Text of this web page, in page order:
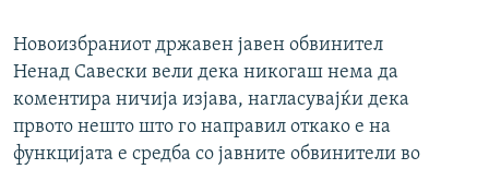
Новоизбраниот државен јавен обвинител
Ненад Савески вели дека никогаш нема да
коментира ничија изјава, нагласувајќи дека
првото нешто што го направил откако е на
функцијата е средба со јавните обвинители во